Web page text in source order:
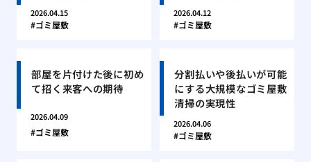
2026.04.15
ゴミ屋敷
2026.04.12
ゴミ屋敷
部屋を片付けた後に初め
て招く来客への期待
2026.04.09
ゴミ屋敷
分割払いや後払いが可能
にする大規模なゴミ屋敷
清掃の実現性
2026.04.06
ゴミ屋敷